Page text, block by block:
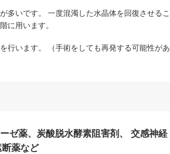
多いです。 一度混濁した水晶体を回復させるこ
に用います。
行います。 （手術をしても再発する可能性があ
ゼ薬、炭酸脱水酵素阻害剤、 交感神経
薬など